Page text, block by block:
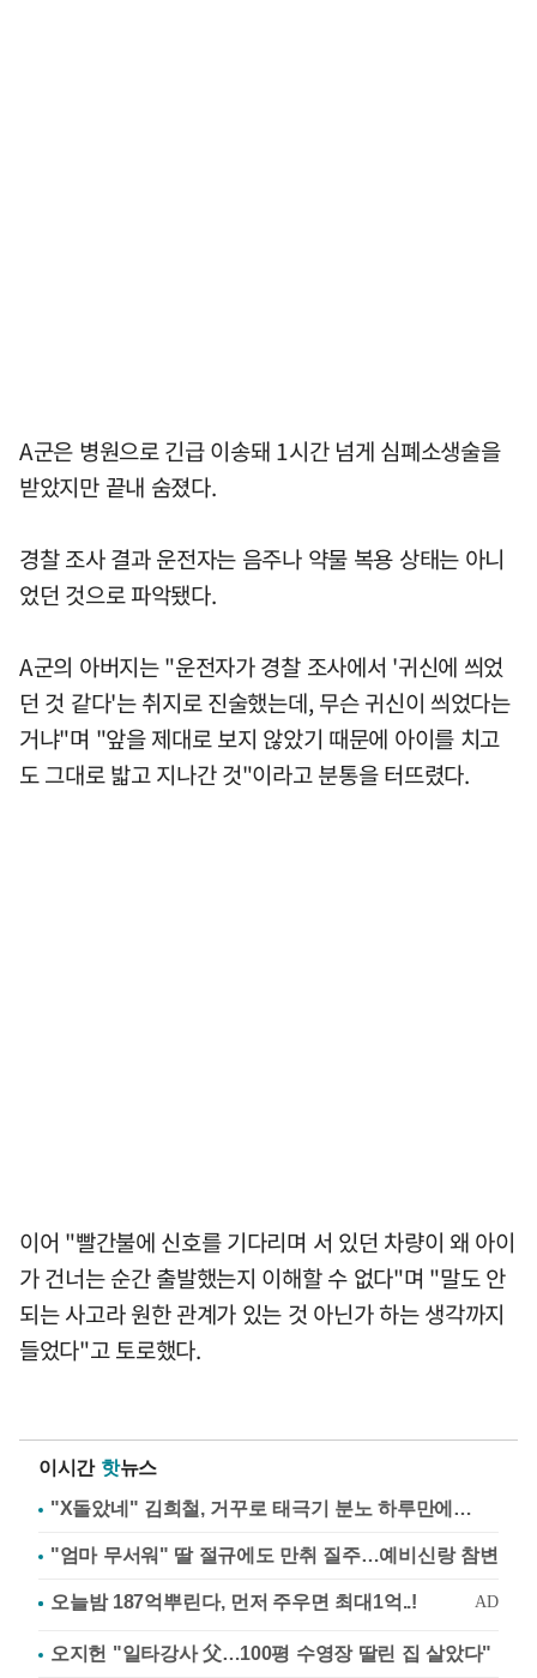
A군은 병원으로 긴급 이송돼 1시간 넘게 심폐소생술을
받았지만 끝내 숨졌다.
경찰 조사 결과 운전자는 음주나 약물 복용 상태는 아니
었던 것으로 파악됐다.
A군의 아버지는 "운전자가 경찰 조사에서 '귀신에 씌었
던 것 같다'는 취지로 진술했는데, 무슨 귀신이 씌었다는
거냐"며 "앞을 제대로 보지 않았기 때문에 아이를 치고
도 그대로 밟고 지나간 것"이라고 분통을 터뜨렸다.
이어 "빨간불에 신호를 기다리며 서 있던 차량이 왜 아이
가 건너는 순간 출발했는지 이해할 수 없다"며 "말도 안
되는 사고라 원한 관계가 있는 것 아닌가 하는 생각까지
들었다"고 토로했다.
이시간 핫뉴스
"X돌았네" 김희철, 거꾸로 태극기 분노 하루만에…
"엄마 무서워" 딸 절규에도 만취 질주…예비신랑 참변
오지헌 "일타강사 父…100평 수영장 딸린 집 살았다"